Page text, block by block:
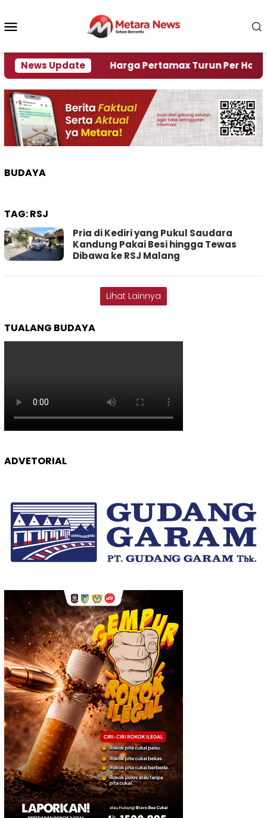
konten
News Update
Krisi Air Harga Pertamax Turun Per Hari Ini,
BUDAYA
TAG:RSJ
Pria di Kediri yang Pukul Saudara
Kandung Pakai Besi hingga Tewas
Dibawa ke RSJ Malang
Lihat Lainnya
TUALANG BUDAYA
ADVETORIAL